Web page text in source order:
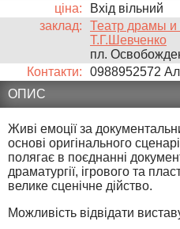
ціна:
Вхід вільний
заклад:
Театр драмы и
Т.Г.Шевченко
пл.
Контакти:
0988952572
ОПИС
Живі емоції за
основі оригінального
полягає в поєднанні
драматургії, ігрового та
велике сценічне дійство.
Можливість відвідати